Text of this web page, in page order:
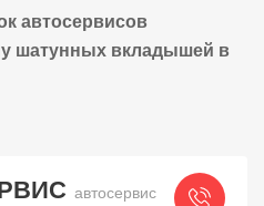
автосервисов
шатунных вкладышей в
автосервис